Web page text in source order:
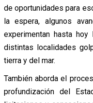
de oportunidades para
la espera, algunos
experimentan hasta
distintas localidades
tierra y del mar.
También aborda el
profundización del